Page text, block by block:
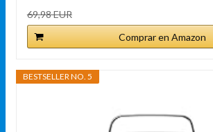
69,98 EUR
Comprar en Amazon
BESTSELLER NO. 5